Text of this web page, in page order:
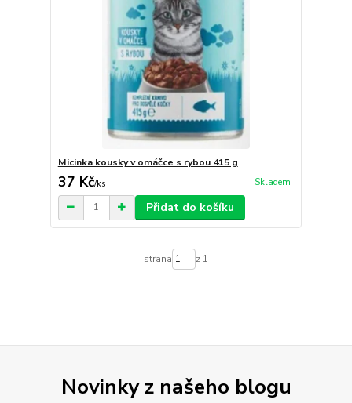
Micinka kousky v omáčce s rybou 415 g
37 Kč/ks Skladem
Přidat do košíku
strana z 1
Novinky z našeho blogu